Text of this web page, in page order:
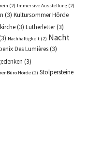
(2) Immersive Ausstellung (2)
(3) Kultursommer Hörde
(3) Lutherletter(3)
Nachhaltigkeit (2) Nacht
Des Lumières(3)
(3)
Hörde (2) Stolpersteine